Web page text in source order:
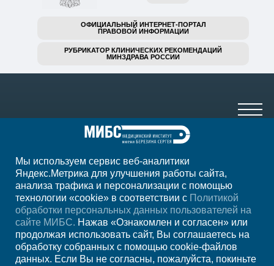
ОФИЦИАЛЬНЫЙ ИНТЕРНЕТ-ПОРТАЛ
ПРАВОВОЙ ИНФОРМАЦИИ
РУБРИКАТОР КЛИНИЧЕСКИХ РЕКОМЕНДАЦИЙ
МИНЗДРАВА РОССИИ
+7 (846) 302-06-00
ежедневно с 7.00 до 23.00
РегионСамара
Записаться на
Мы используем сервис веб-аналитики
Яндекс.Метрика для улучшения работы сайта,
анализа трафика и персонализации с помощью
технологии «cookie» в соответствии с Политикой
обработки персональных данных пользователей на
сайте МИБС. Нажав «Ознакомлен и согласен» или
продолжая использовать сайт, Вы соглашаетесь на
обработку собранных с помощью cookie-файлов
данных. Если Вы не согласны, пожалуйста, покиньте